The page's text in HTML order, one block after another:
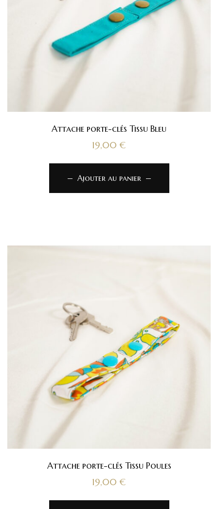
Attache porte-clés Tissu Bleu
19,00 €
Ajouter au panier
Attache porte-clés Tissu Poules
19,00 €